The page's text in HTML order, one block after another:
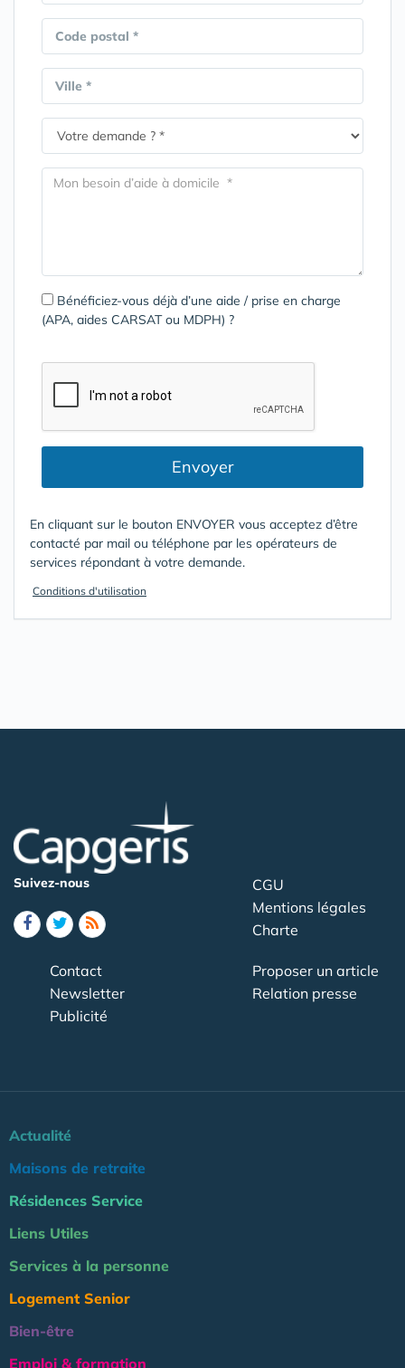
Code postal *
Ville *
Bénéficiez-vous déjà d’une aide / prise en charge
(APA, aides CARSAT ou MDPH) ?
Envoyer
En cliquant sur le bouton ENVOYER vous acceptez d’être
contacté par mail ou téléphone par les opérateurs de
services répondant à votre demande.
Conditions d'utilisation
Suivez-nous
CGU
Mentions légales
Charte
Contact
Newsletter
Publicité
Proposer un article
Relation presse
Actualité
Maisons de retraite
Résidences Service
Liens Utiles
Services à la personne
Logement Senior
Bien-être
Emploi & formation